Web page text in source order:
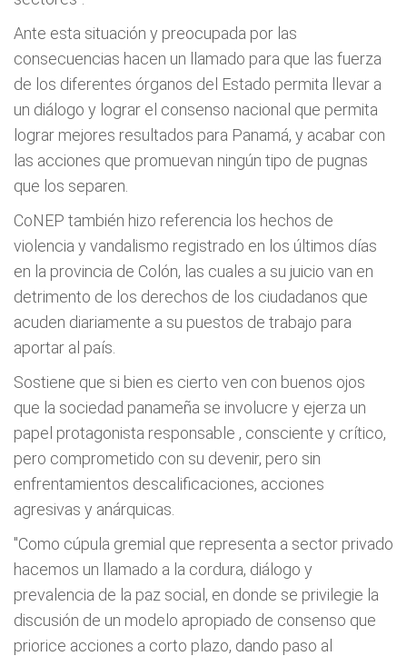
Ante esta situación y preocupada por las
consecuencias hacen un llamado para que las fuerza
de los diferentes órganos del Estado permita llevar a
un diálogo y lograr el consenso nacional que permita
lograr mejores resultados para Panamá, y acabar con
las acciones que promuevan ningún tipo de pugnas
que los separen.
CoNEP también hizo referencia los hechos de
violencia y vandalismo registrado en los últimos días
en la provincia de Colón, las cuales a su juicio van en
detrimento de los derechos de los ciudadanos que
acuden diariamente a su puestos de trabajo para
aportar al país.
Sostiene que si bien es cierto ven con buenos ojos
que la sociedad panameña se involucre y ejerza un
papel protagonista responsable , consciente y crítico,
pero comprometido con su devenir, pero sin
enfrentamientos descalificaciones, acciones
agresivas y anárquicas.
"Como cúpula gremial que representa a sector privado
hacemos un llamado a la cordura, diálogo y
prevalencia de la paz social, en donde se privilegie la
discusión de un modelo apropiado de consenso que
priorice acciones a corto plazo, dando paso al